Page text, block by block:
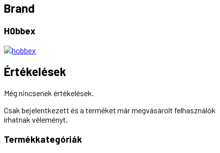
Brand
H0bbex
Értékelések
Még nincsenek értékelések.
Csak bejelentkezett és a terméket már megvásárolt felhasználók
írhatnak véleményt.
Termékkategóriák